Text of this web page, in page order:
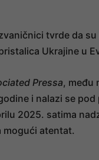
tvrde da
Ukrajine u
Pressa, među
i nalazi se
2025. satima
mogući atentat.